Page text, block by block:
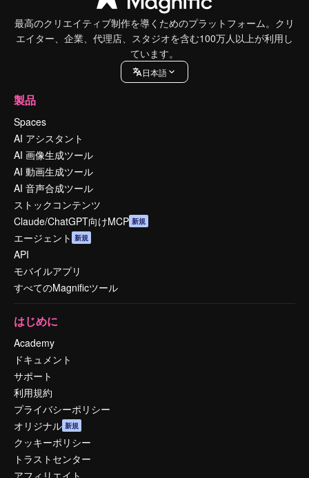
最高のクリエイティブ制作を導くためのプラットフォーム。クリ
エイター、企業、代理店、スタジオを含む100万人以上が利用し
ています。
日本語
製品
Spaces
AI アシスタント
AI 画像生成ツール
AI 動画生成ツール
AI 音声合成ツール
ストックコンテンツ
Claude/ChatGPT向けMCP 新規
エージェント 新規
API
モバイルアプリ
すべてのMagnificツール
はじめに
Academy
ドキュメント
サポート
利用規約
プライバシーポリシー
オリジナル 新規
クッキーポリシー
トラストセンター
アフィリエイト